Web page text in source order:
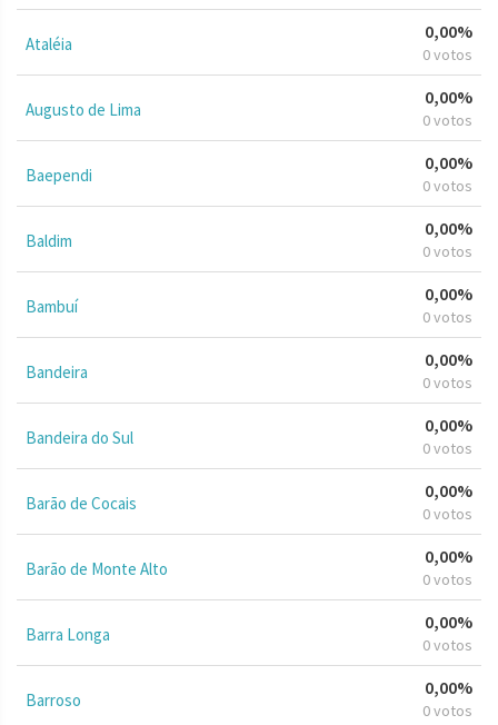
Ataléia
0,00%
0 votos
Augusto de Lima
0,00%
0 votos
Baependi
0,00%
0 votos
Baldim
0,00%
0 votos
Bambuí
0,00%
0 votos
Bandeira
0,00%
0 votos
Bandeira do Sul
0,00%
0 votos
Barão de Cocais
0,00%
0 votos
Barão de Monte Alto
0,00%
0 votos
Barra Longa
0,00%
0 votos
Barroso
0,00%
0 votos